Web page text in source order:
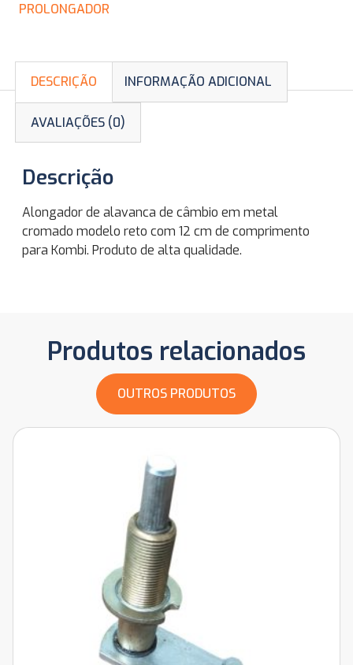
PROLONGADOR
DESCRIÇÃO INFORMAÇÃO ADICIONAL
AVALIAÇÕES (0)
Descrição
Alongador de alavanca de câmbio em metal
cromado modelo reto com 12 cm de comprimento
para Kombi. Produto de alta qualidade.
Produtos relacionados
OUTROS PRODUTOS